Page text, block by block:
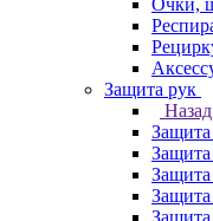
Очки,
Защита рук
Назад
Защита
Защита